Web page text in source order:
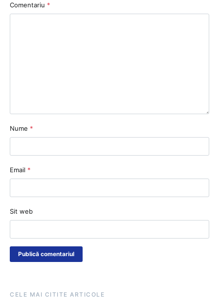
Comentariu *
Nume *
Email *
Sit web
CELE MAI CITITE ARTICOLE